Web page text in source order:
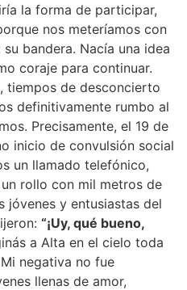
la forma de participar,
nos meteríamos con
bandera. Nacía una idea
coraje para continuar.
, tiempos de desconcierto
definitivamente rumbo al
Precisamente, el 19 de
inicio de convulsión social
un llamado telefónico,
rollo con mil metros de
jóvenes y entusiastas del
“¡Uy, qué bueno,
a Alta en el cielo toda
negativa no fue
llenas de amor,